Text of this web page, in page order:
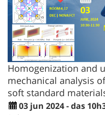
Homogenization and
mechanical analysis
soft standard
03 jun 2024 - das